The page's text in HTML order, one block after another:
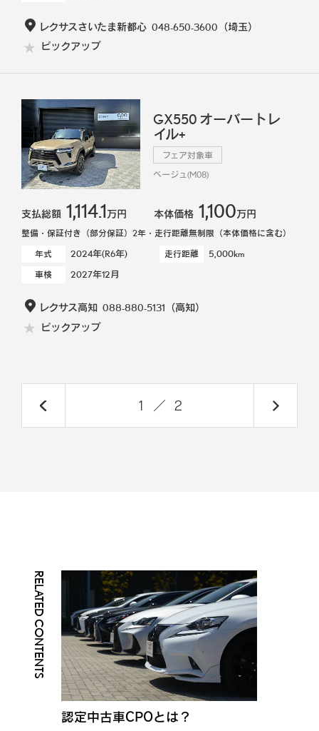
レクサスさいたま新都心 048-650-3600 （埼玉）
ピックアップ
GX550 オーバートレ
イル+
フェア対象車
ベージュ(M08)
支払総額 1,114.1万円 本体価格 1,100万円
整備・保証付き（部分保証）2年・走行距離無制限（本体価格に含む）
年式
2024年(R6年) 走行距離 5,000km
車検 2027年12月
レクサス高知 088-880-5131 （高知）
ピックアップ
1 ／ 2
RELATED CONTENTS
認定中古車CPOとは？